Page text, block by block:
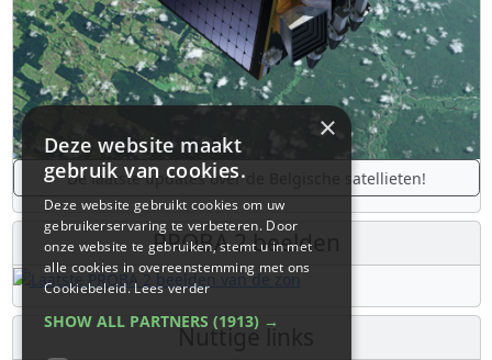
De laatste updates over de Belgische satellieten!
PROBA 2 beelden
Nuttige links
×
Deze website maakt
gebruik van cookies.
Deze website gebruikt cookies om uw
gebruikerservaring te verbeteren. Door
onze website te gebruiken, stemt u in met
alle cookies in overeenstemming met ons
Cookiebeleid.Lees verder
SHOW ALL PARTNERS (1913) →